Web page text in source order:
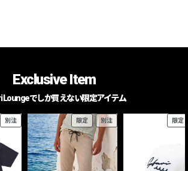
Exclusive Item
Loungeでしか買えない限定アイテム
別注 限定 別注 限定